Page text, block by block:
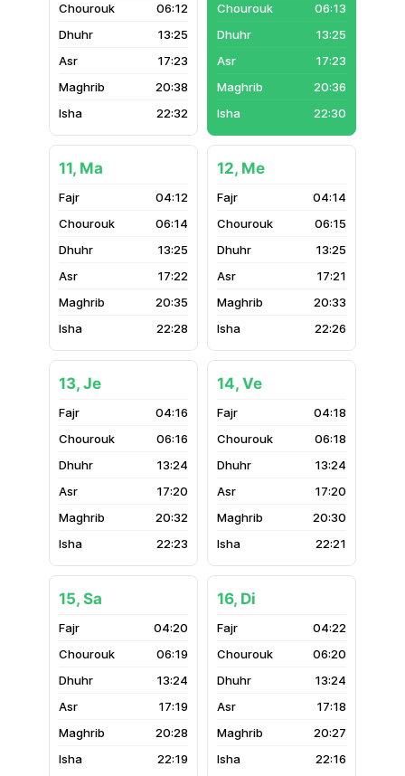
06:12
13:25
17:23
20:38
22:32
06:13
13:25
17:23
20:36
22:30
11, Ma
04:12
06:14
13:25
17:22
20:35
22:28
12, Me
04:14
06:15
13:25
17:21
20:33
22:26
13, Je
04:16
06:16
13:24
17:20
20:32
22:23
14, Ve
04:18
06:18
13:24
17:20
20:30
22:21
15, Sa
04:20
06:19
13:24
17:19
20:28
22:19
16, Di
04:22
06:20
13:24
17:18
20:27
22:16